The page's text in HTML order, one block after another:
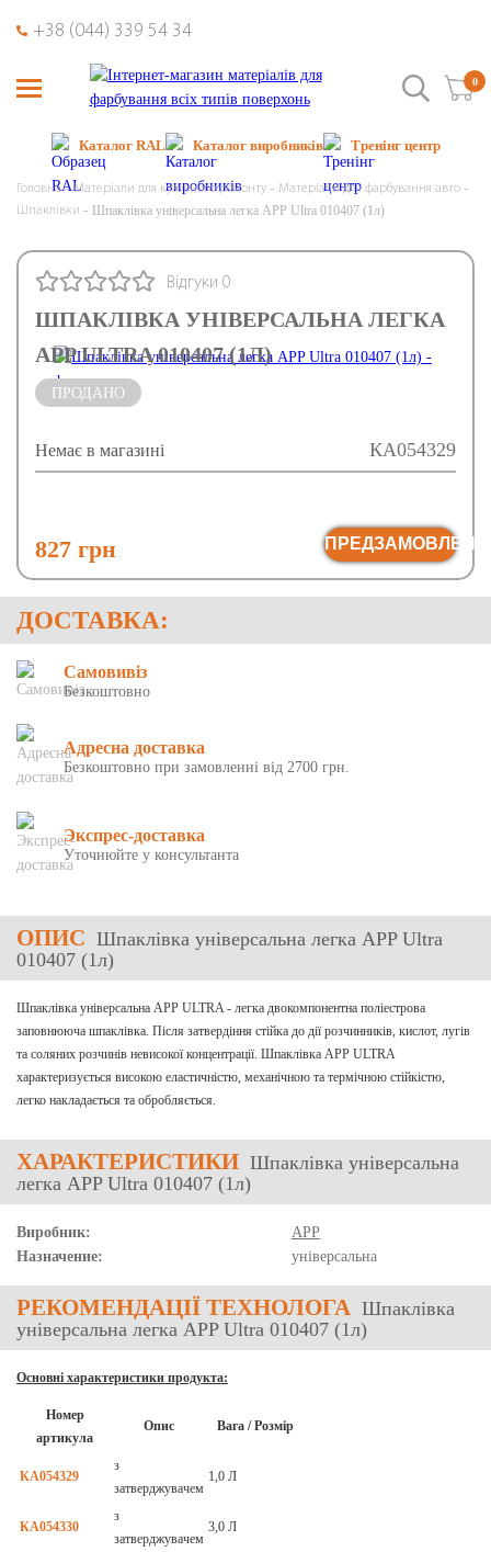
+38 (044) 339 54 34
0
Каталог RAL Каталог виробників Тренінг центр
Головна Матеріали для кузовного ремонту
Матеріали для фарбування авто
Шпаклівки
Шпаклівка універсальна легка APP Ultra 010407 (1л)
ШПАКЛІВКА УНІВЕРСАЛЬНА ЛЕГКА
APP ULTRA 010407 (1Л)
Відгуки 0
КА054329
Немає в магазині
ПРОДАНО
827 грн
ДОСТАВКА:
Самовивіз
Безкоштовно
Адресна доставка
Безкоштовно при замовленні від 2700 грн.
Экспрес-доставка
Уточнюйте у консультанта
ОПИС Шпаклівка універсальна легка APP Ultra
010407 (1л)
Шпаклівка універсальна AРР ULTRA - легка двокомпонентна поліестрова
заповнююча шпаклівка. Після затвердіння стійка до дії розчинників, кислот, лугів
та соляних розчинів невисокої концентрації. Шпаклівка AРР ULTRA
характеризується високою еластичністю, механічною та термічною стійкістю,
легко накладається та обробляється.
ХАРАКТЕРИСТИКИ Шпаклівка універсальна
легка APP Ultra 010407 (1л)
Виробник:
APP
Назначение:
універсальна
РЕКОМЕНДАЦІЇ ТЕХНОЛОГА Шпаклівка
універсальна легка APP Ultra 010407 (1л)
Основні характеристики продукта:
Номер
артикула
Опис Вага / Розмір
КА054329
з
затверджувачем
1,0 Л
КА054330
з
затверджувачем
3,0 Л